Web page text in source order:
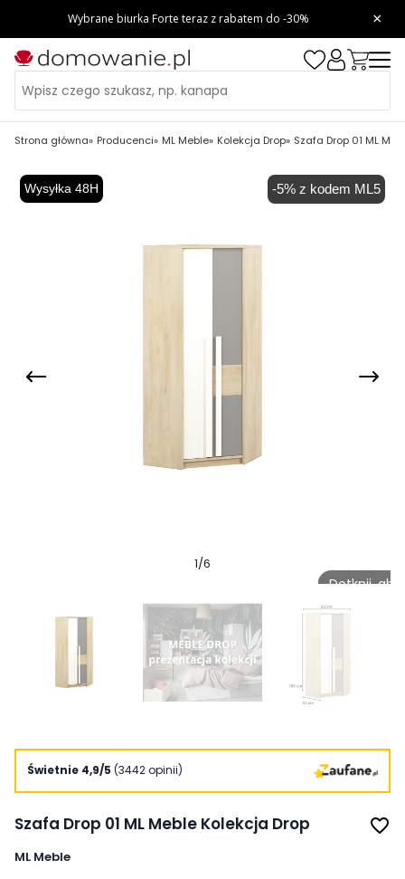
Strona główna Producenci ML Meble Kolekcja Drop Szafa Drop 01 ML
-5% z kodem ML5
Wysyłka 48H
Dotknij,
1/6
Świetnie 4,9/5 (3442 opinii)
Szafa Drop 01 ML Meble Kolekcja Drop favorite_border
ML Meble